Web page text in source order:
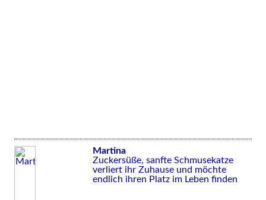
Martina
Zuckersüße, sanfte Schmusekatze
verliert ihr Zuhause und möchte
endlich ihren Platz im Leben finden